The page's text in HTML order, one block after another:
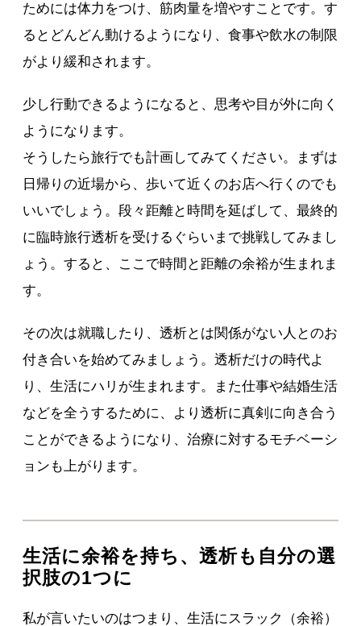
ためには体力をつけ、筋肉量を増やすことです。す
るとどんどん動けるようになり、食事や飲水の制限
がより緩和されます。
少し行動できるようになると、思考や目が外に向く
ようになります。
そうしたら旅行でも計画してみてください。まずは
日帰りの近場から、歩いて近くのお店へ行くのでも
いいでしょう。段々距離と時間を延ばして、最終的
に臨時旅行透析を受けるぐらいまで挑戦してみまし
ょう。すると、ここで時間と距離の余裕が生まれま
す。
その次は就職したり、透析とは関係がない人とのお
付き合いを始めてみましょう。透析だけの時代よ
り、生活にハリが生まれます。また仕事や結婚生活
などを全うするために、より透析に真剣に向き合う
ことができるようになり、治療に対するモチベーシ
ョンも上がります。
生活に余裕を持ち、透析も自分の選
択肢の1つに
私が言いたいのはつまり、生活にスラック（余裕）